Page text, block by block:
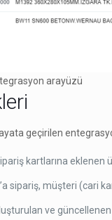
arayüzü
geçirilen
kartlarına eklenen
sipariş, müşteri (cari
ve